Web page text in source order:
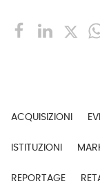
ACQUISIZIONI
ISTITUZIONI
REPORTAGE